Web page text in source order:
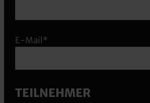
E-Mail*
TEILNEHMER